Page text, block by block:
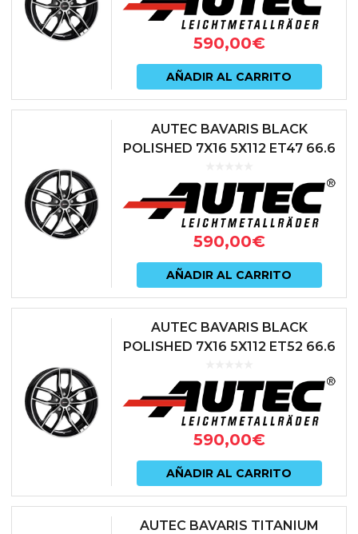
590,00€
AÑADIR AL CARRITO
AUTEC BAVARIS BLACK
POLISHED 7X16 5X112 ET47 66.6
590,00€
AÑADIR AL CARRITO
AUTEC BAVARIS BLACK
POLISHED 7X16 5X112 ET52 66.6
590,00€
AÑADIR AL CARRITO
AUTEC BAVARIS TITANIUM